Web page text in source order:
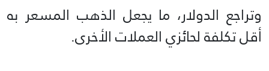
وتراجع الدولار، ما يجعل الذهب المسعر به
أقل تكلفة لحائزي العملات الأخرى.